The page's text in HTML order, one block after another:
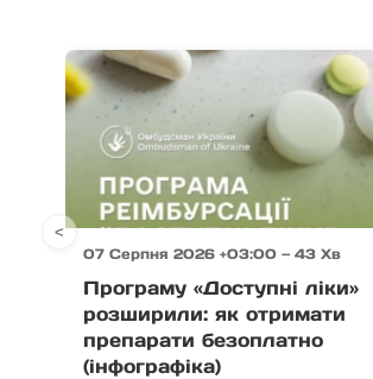
07 Серпня 2026 +03:00 — 43 Хв
Програму «Доступні ліки»
розширили: як отримати
препарати безоплатно
(інфографіка)
<